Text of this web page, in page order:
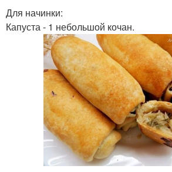
Для начинки:
Капуста - 1 небольшой кочан.